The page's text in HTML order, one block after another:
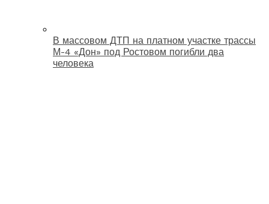
В массовом ДТП на платном участке трассы
М-4 «Дон» под Ростовом погибли два
человека